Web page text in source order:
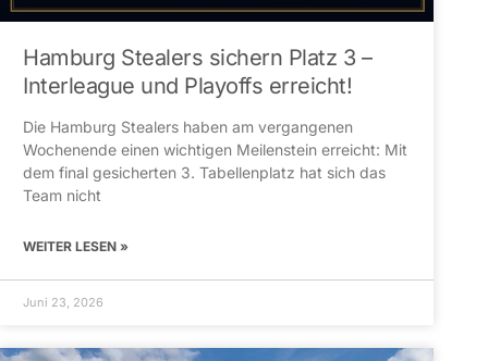
Hamburg Stealers sichern Platz 3 –
Interleague und Playoffs erreicht!
Die Hamburg Stealers haben am vergangenen
Wochenende einen wichtigen Meilenstein erreicht: Mit
dem final gesicherten 3. Tabellenplatz hat sich das
Team nicht
WEITER LESEN »
Juni 23, 2026